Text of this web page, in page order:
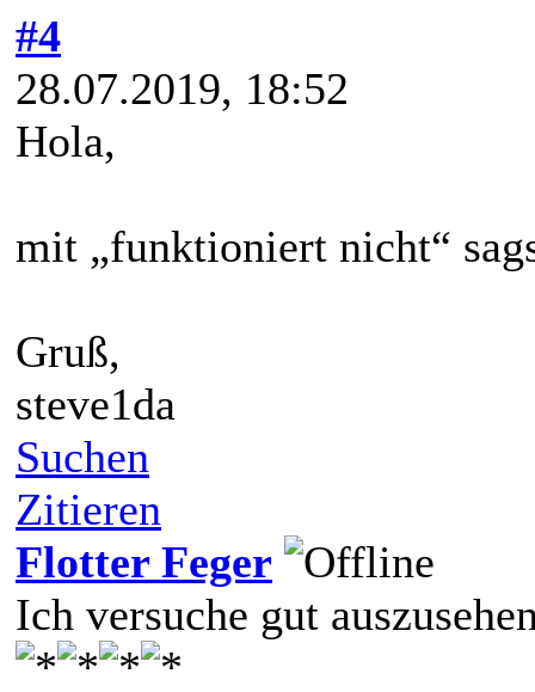
#4
28.07.2019, 18:52
Hola,
mit „funktioniert nicht“
Gruß,
steve1da
Suchen
Zitieren
Flotter Feger
Ich versuche gut